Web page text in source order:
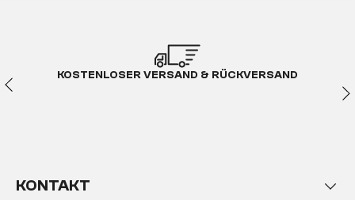
KOSTENLOSER VERSAND & RÜCKVERSAND
KONTAKT